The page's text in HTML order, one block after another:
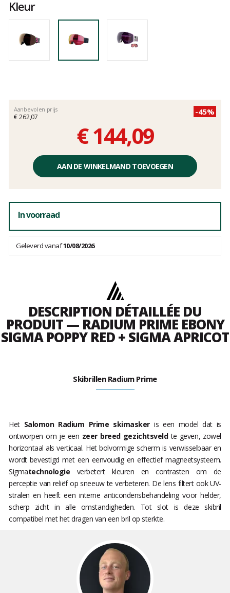
Kleur
Aanbevolen prijs
€ 262,07
-45%
€ 144,09
Éénheidsprijs,
AAN DE WINKELMAND TOEVOEGEN
In voorraad
Geleverd vanaf10/08/2026
DESCRIPTION DÉTAILLÉE DU
PRODUIT — RADIUM PRIME EBONY
SIGMA POPPY RED + SIGMA APRICOT
Skibrillen Radium Prime
Het Salomon Radium Prime skimaskeris een model dat is
ontworpen om je een zeer breed gezichtsveldte geven, zowel
horizontaal als verticaal. Het bolvormige scherm is verwisselbaar en
wordt bevestigd met een eenvoudig en effectief magneetsysteem.
Sigmatechnologie verbetert kleuren en contrasten om de
perceptie van reliëf op sneeuw te verbeteren. De lens filtert ook UV-
stralen en heeft een interne anticondensbehandeling voor helder,
scherp zicht in alle omstandigheden. Tot slot is deze skibril
compatibel met het dragen van een bril op sterkte.